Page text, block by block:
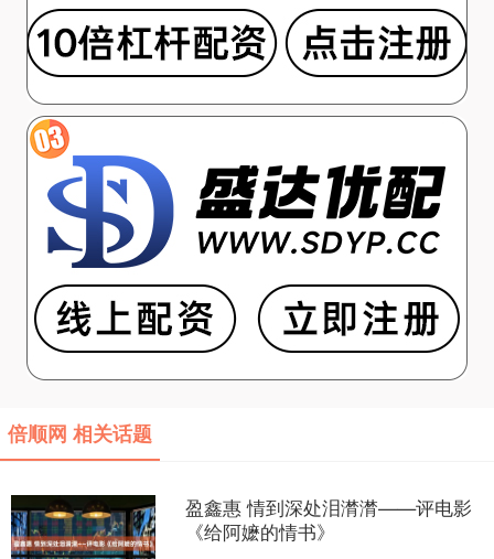
倍顺网 相关话题
盈鑫惠 情到深处泪潸潸——评电影
《给阿嬷的情书》